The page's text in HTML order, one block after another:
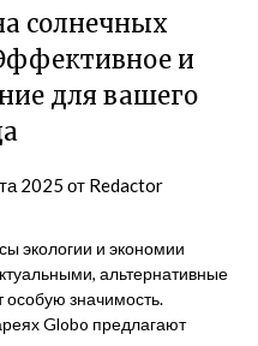
солнечных
и
для вашего
2025 от Redactor
экологии и экономии
альтернативные
особую значимость.
Globo предлагают